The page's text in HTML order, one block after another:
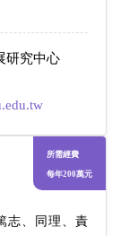
研究中心
所需經費
每年200萬元
志、同理、責